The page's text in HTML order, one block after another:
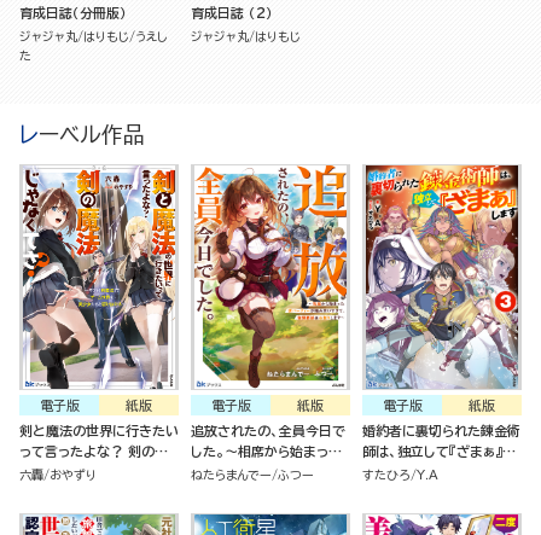
育成日誌（分冊版）
ジャジャ丸 はりもじ
うえし
た
育成日誌 （2）
ジャジャ丸 はりもじ
レーベル作品
紙版
電子版
剣と魔法の世界に行きたい
って言ったよな？ 剣の魔
法じゃなくてさ？ ～ギフト
少女たちと駆け抜ける～
六轟 おやずり
紙版
電子版
追放されたの、全員今日で
した。～相席から始まった
仮パーティーが噛み合いす
ます～
ねたらまんでー ふつー
紙版
電子版
婚約者に裏切られた錬金術
師は、独立して『ざまぁ』し
ます(3)
すたひろ Y.A